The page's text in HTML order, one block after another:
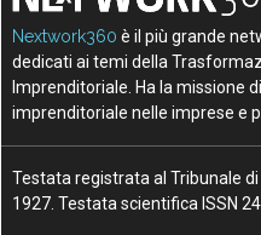
Nextwork360 è il più grande
dedicati ai temi della
Imprenditoriale. Ha la missione
imprenditoriale nelle imprese e
Testata registrata al Tribunale
1927. Testata scientifica ISSN